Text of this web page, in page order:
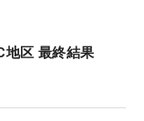
地区 最終結果